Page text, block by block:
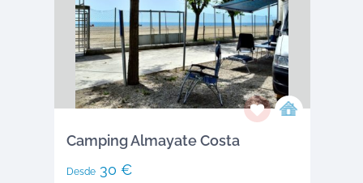
Camping Almayate Costa
Desde30 €